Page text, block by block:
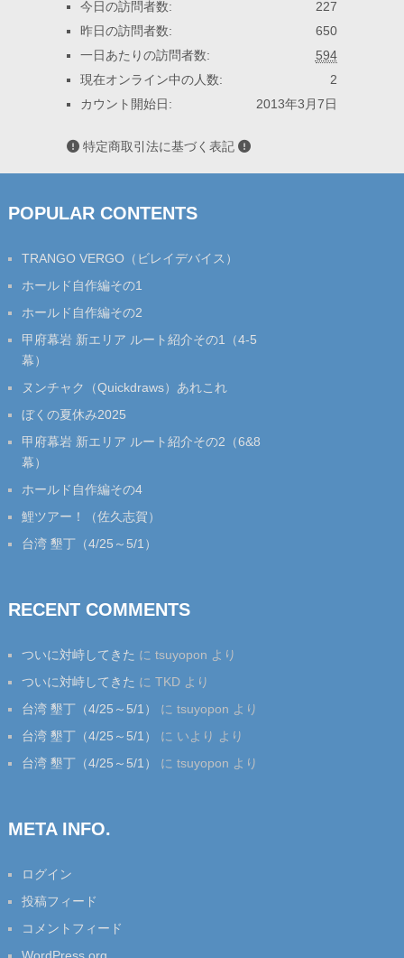
227
今日の訪問者数:
650
昨日の訪問者数:
594
一日あたりの訪問者数:
2
現在オンライン中の人数:
2013年3月7日
カウント開始日:
特定商取引法に基づく表記
POPULAR CONTENTS
TRANGO VERGO（ビレイデバイス）
ホールド自作編その1
ホールド自作編その2
甲府幕岩 新エリア ルート紹介その1（4-5
幕）
ヌンチャク（Quickdraws）あれこれ
ぼくの夏休み2025
甲府幕岩 新エリア ルート紹介その2（6&8
幕）
ホールド自作編その4
鯉ツアー！（佐久志賀）
台湾 墾丁（4/25～5/1）
RECENT COMMENTS
ついに対峙してきた に tsuyopon より
ついに対峙してきた に TKDより
台湾 墾丁（4/25～5/1）
に tsuyopon より
台湾 墾丁（4/25～5/1）
に いより より
台湾 墾丁（4/25～5/1）
に tsuyopon より
META INFO.
ログイン
投稿フィード
コメントフィード